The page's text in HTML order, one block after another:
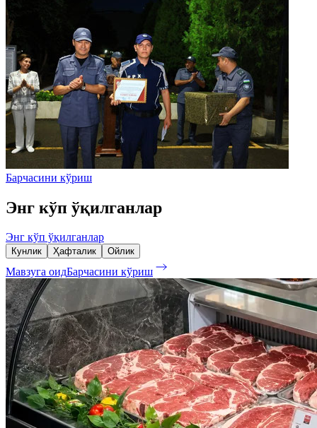
Барчасини кўриш
Энг кўп ўқилганлар
Энг кўп ўқилганлар
Кунлик Ҳафталик Ойлик
Мавзуга оидБарчасини кўриш